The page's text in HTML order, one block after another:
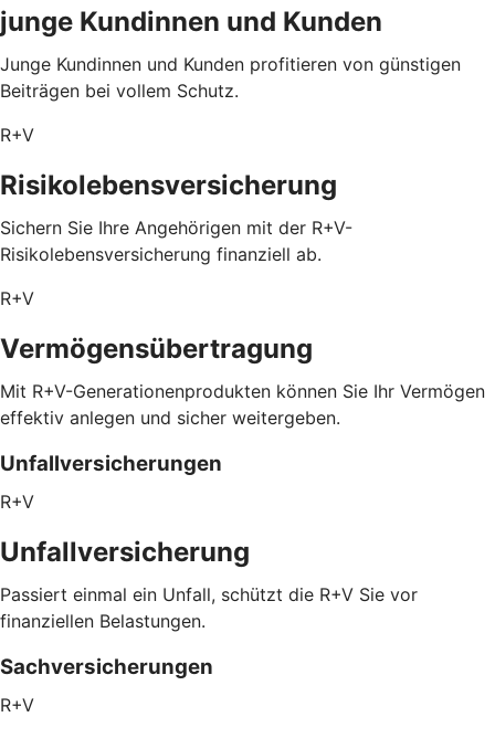
junge Kundinnen und Kunden
Junge Kundinnen und Kunden profitieren von günstigen
Beiträgen bei vollem Schutz.
R+V
Risikolebensversicherung
Sichern Sie Ihre Angehörigen mit der R+V-
Risikolebensversicherung finanziell ab.
R+V
Vermögensübertragung
Mit R+V-Generationenprodukten können Sie Ihr Vermögen
effektiv anlegen und sicher weitergeben.
Unfallversicherungen
R+V
Unfallversicherung
Passiert einmal ein Unfall, schützt die R+V Sie vor
finanziellen Belastungen.
Sachversicherungen
R+V